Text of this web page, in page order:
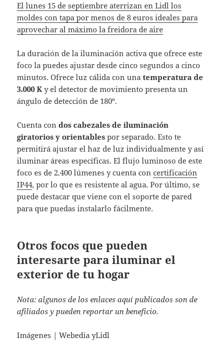
El lunes 15 de septiembre aterrizan en Lidl los
moldes con tapa por menos de 8 euros ideales para
aprovechar al máximo la freidora de aire
La duración de la iluminación activa que ofrece este
foco la puedes ajustar desde cinco segundos a cinco
minutos. Ofrece luz cálida con unatemperatura de
3.000 K y el detector de movimiento presenta un
ángulo de detección de 180º.
Cuenta condos cabezales de iluminación
giratorios y orientables por separado. Esto te
permitirá ajustar el haz de luz individualmente y así
iluminar áreas específicas. El flujo luminoso de este
foco es de 2.400 lúmenes y cuenta concertificación
IP44, por lo que es resistente al agua. Por último, se
puede destacar que viene con el soporte de pared
para que puedas instalarlo fácilmente.
Otros focos que pueden
interesarte para iluminar el
exterior de tu hogar
Nota: algunos de los enlaces aquí publicados son de
afiliados y pueden reportar un beneficio.
Imágenes | Webedia yLidl